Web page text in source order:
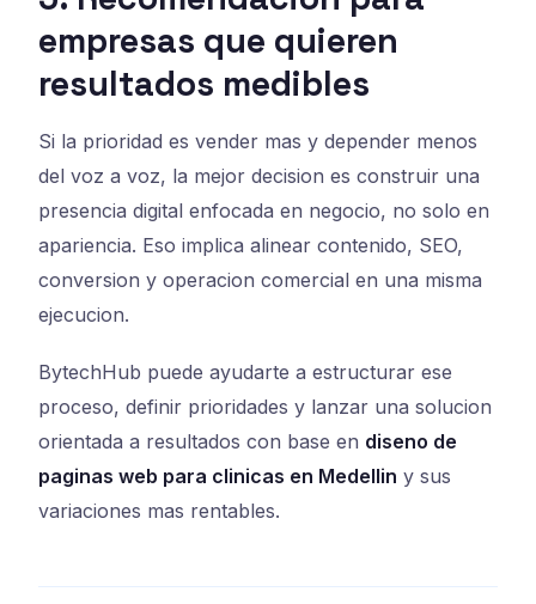
empresas que quieren
resultados medibles
Si la prioridad es vender mas y depender menos
del voz a voz, la mejor decision es construir una
presencia digital enfocada en negocio, no solo en
apariencia. Eso implica alinear contenido, SEO,
conversion y operacion comercial en una misma
ejecucion.
BytechHub puede ayudarte a estructurar ese
proceso, definir prioridades y lanzar una solucion
orientada a resultados con base en diseno de
paginas web para clinicas en Medellin y sus
variaciones mas rentables.